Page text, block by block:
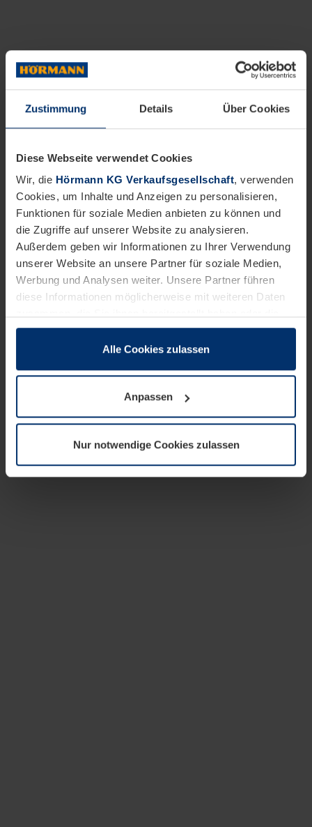
Zustimmung Details Über Cookies
Diese Webseite verwendet Cookies
Wir, die Hörmann KG Verkaufsgesellschaft, verwenden
Cookies, um Inhalte und Anzeigen zu personalisieren,
Funktionen für soziale Medien anbieten zu können und
die Zugriffe auf unserer Website zu analysieren.
Außerdem geben wir Informationen zu Ihrer Verwendung
unserer Website an unsere Partner für soziale Medien,
Werbung und Analysen weiter. Unsere Partner führen
diese Informationen möglicherweise mit weiteren Daten
sie im Rahmen Ihrer Nutzung der Dienste gesammelt
wenn diese für den Betrieb dieser Seite unbedingt
notwendig sind. Für alle anderen Cookie-Typen benötigen
wir Ihre Erlaubnis. Ihre Einwilligung können Sie jederzeit
Datenschutzerklärungunserer Website ändern oder
widerrufen.
Alle Cookies zulassen
Anpassen
Nur notwendige Cookies zulassen